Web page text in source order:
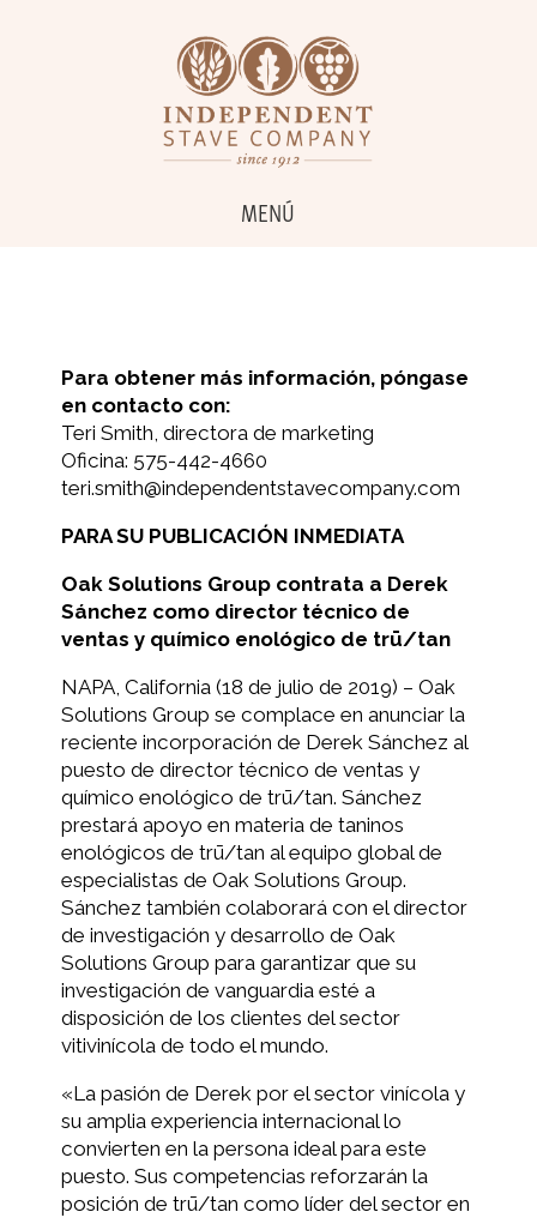
MENÚ
Para obtener más información, póngase
en contacto con:
Teri Smith, directora de marketing
Oficina: 575-442-4660
teri.smith@independentstavecompany.com
PARA SU PUBLICACIÓN INMEDIATA
Oak Solutions Group contrata a Derek
Sánchez como director técnico de
ventas y químico enológico de trū/tan
NAPA, California (18 de julio de 2019) – Oak
Solutions Group se complace en anunciar la
reciente incorporación de Derek Sánchez al
puesto de director técnico de ventas y
químico enológico de trū/tan. Sánchez
prestará apoyo en materia de taninos
enológicos de trū/tan al equipo global de
especialistas de Oak Solutions Group.
Sánchez también colaborará con el director
de investigación y desarrollo de Oak
Solutions Group para garantizar que su
investigación de vanguardia esté a
disposición de los clientes del sector
vitivinícola de todo el mundo.
«La pasión de Derek por el sector vinícola y
su amplia experiencia internacional lo
convierten en la persona ideal para este
puesto. Sus competencias reforzarán la
posición de trū/tan como líder del sector en